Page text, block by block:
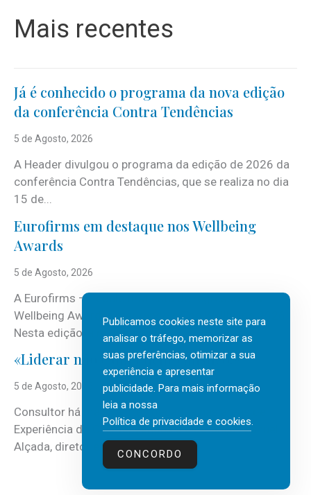
Mais recentes
Já é conhecido o programa da nova edição
da conferência Contra Tendências
5 de Agosto, 2026
A Header divulgou o programa da edição de 2026 da
conferência Contra Tendências, que se realiza no dia
15 de...
Eurofirms em destaque nos Wellbeing
Awards
5 de Agosto, 2026
A Eurofirms – People first está de regresso aos
Wellbeing Awards, integrando o Top Wellbeing 2026.
Nesta edição, a multinacional...
«Liderar não é um talento místico.»
5 de Agosto, 2026
Consultor há mais de três décadas nas áreas de
Experiência do Cliente, Vendas e Liderança, Manuel
Alçada, diretor executivo da...
Publicamos cookies neste site para
analisar o tráfego, memorizar as
suas preferências, otimizar a sua
experiência e apresentar
publicidade. Para mais informação
leia a nossa
Política de privacidade e cookies.
CONCORDO